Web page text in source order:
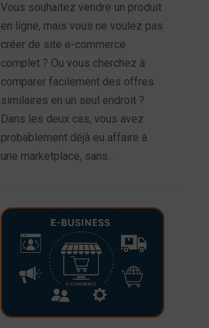
Vous souhaitez vendre un produit
en ligne, mais vous ne voulez pas
créer de site e-commerce
complet ? Ou vous cherchez à
comparer facilement des offres
similaires en un seul endroit ?
Dans les deux cas, vous avez
probablement déjà eu affaire à
une marketplace, sans...